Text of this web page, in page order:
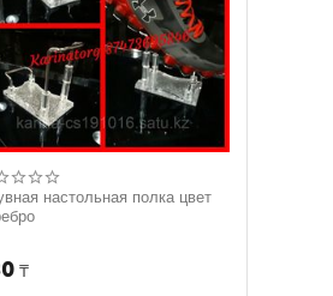
настольная полка цвет
₸